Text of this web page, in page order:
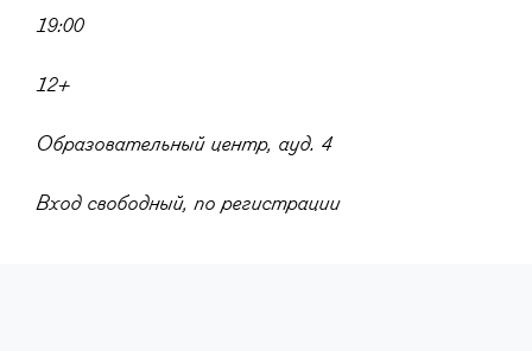
19:00
12+
Образовательный центр, ауд. 4
Вход свободный, по регистрации